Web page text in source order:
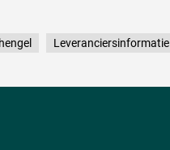
Leveranciersinformatie